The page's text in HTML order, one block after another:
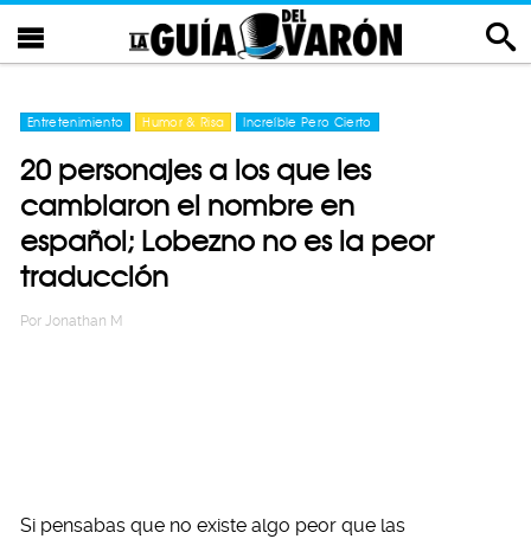
Entretenimiento Humor & Risa Increíble Pero Cierto
20 personajes a los que les
cambiaron el nombre en
español; Lobezno no es la peor
traducción
Por Jonathan M
Si pensabas que no existe algo peor que las